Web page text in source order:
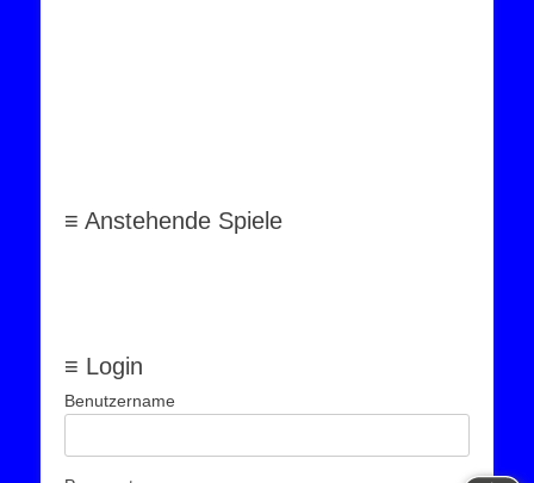
≡ Anstehende Spiele
≡ Login
Benutzername